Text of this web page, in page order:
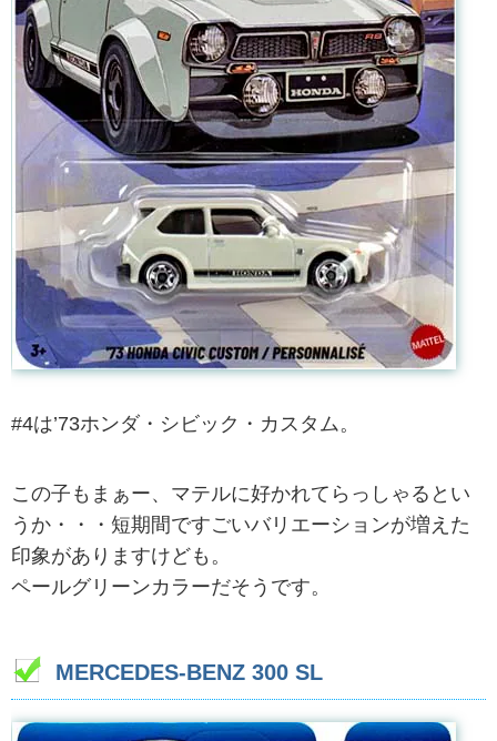
#4は’73ホンダ・シビック・カスタム。
この子もまぁー、マテルに好かれてらっしゃるとい
うか・・・短期間ですごいバリエーションが増えた
印象がありますけども。
ペールグリーンカラーだそうです。
MERCEDES-BENZ 300 SL